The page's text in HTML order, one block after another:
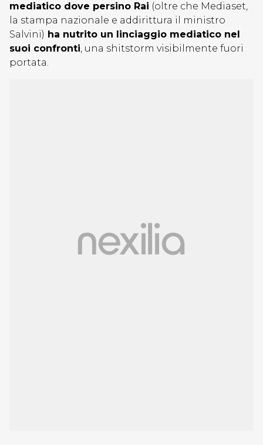
mediatico dove persino Rai (oltre che Mediaset,
la stampa nazionale e addirittura il ministro
Salvini) ha nutrito un linciaggio mediatico nel
suoi confronti, una shitstorm visibilmente fuori
portata.